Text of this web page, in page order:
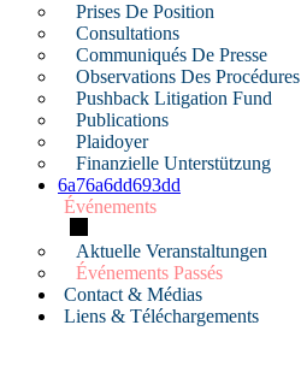
Prises De Position
Consultations
Communiqués De Presse
Observations Des Procédures
Pushback Litigation Fund
Publications
Plaidoyer
Finanzielle Unterstützung
6a76a6dd693dd
Événements
Aktuelle Veranstaltungen
Événements Passés
Contact & Médias
Liens & Téléchargements